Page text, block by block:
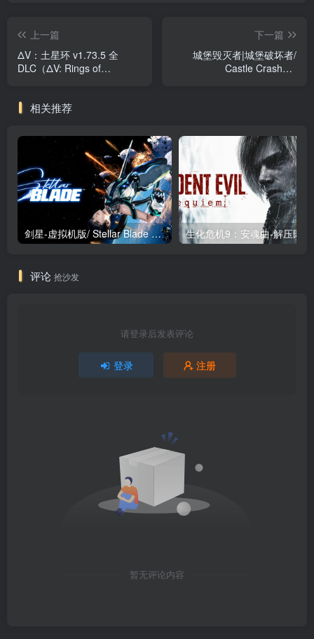
上一篇
ΔV：土星环 v1.73.5 全
DLC（ΔV: Rings of
下一篇
城堡毁灭者|城堡破坏者/
Castle Crashers
相关推荐
剑星-虚拟机版/ Stellar Blade v1.4.1|Build.19963153 终极版新补丁 送修改器 免安装中文版
评论 抢沙发
请登录后发表评论
登录 注册
暂无评论内容